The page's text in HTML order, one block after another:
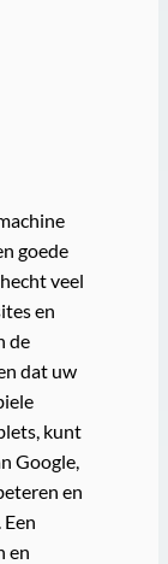
goede
veel
en
de
dat uw
kunt
Google,
en
en